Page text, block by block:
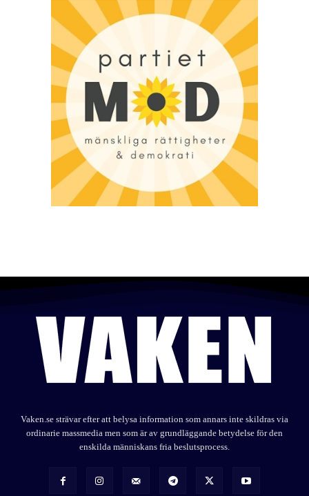
Vaken.se strävar efter att belysa information som annars inte skildras via
ordinarie massmedia men som är av grundläggande betydelse för den
enskilda människans fria beslutsprocess.